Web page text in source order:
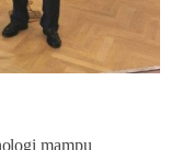
mampu